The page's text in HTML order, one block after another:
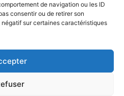
de navigation ou les ID
consentir ou de retirer son
sur certaines caractéristiques